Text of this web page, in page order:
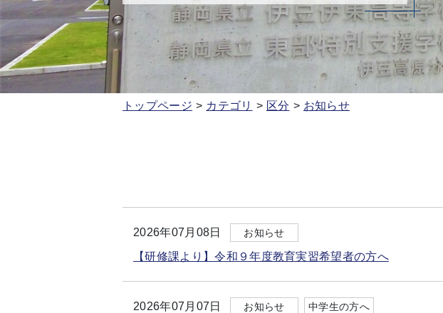
トップページ カテゴリ 区分 お知らせ
2026年07月08日 お知らせ
【研修課より】令和９年度教育実習希望者の方へ
2026年07月07日 お知らせ 中学生の方へ